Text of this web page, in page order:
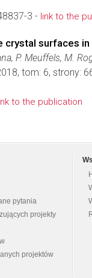
3 - link to the
surfaces
P. Meuffels, M.
tom: 6, strony:
to the publication
pytania
projekty
projektów